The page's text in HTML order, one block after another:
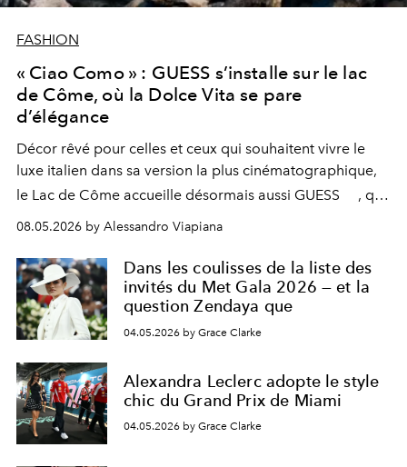
FASHION
« Ciao Como » : GUESS s’installe sur le lac
de Côme, où la Dolce Vita se pare
d’élégance
Décor rêvé pour celles et ceux qui souhaitent vivre le
luxe italien dans sa version la plus cinématographique,
le Lac de Côme accueille désormais aussi GUESS
, qui
signe un takeover entre boutiques, hôtels, bateaux et
fragrances. L’une des opérations de style les plus
réussies de la saison.
08.05.2026 by Alessandro Viapiana
Dans les coulisses de la liste des
invités du Met Gala 2026 — et la
question Zendaya que
04.05.2026 by Grace Clarke
Alexandra Leclerc adopte le style
chic du Grand Prix de Miami
04.05.2026 by Grace Clarke